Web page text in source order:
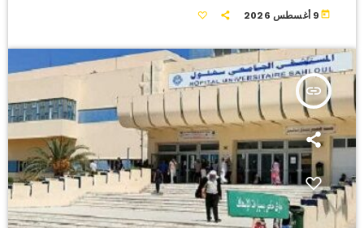
today 9 أغسطس 2026
insert_link